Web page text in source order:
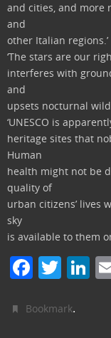
and cities, and more
and
other Italian regions.’
‘The stars are our
interferes with
and
upsets nocturnal
‘UNESCO is
heritage sites that
Human
health might not be
quality of
urban citizens’ lives
sky
is available to them
F
c
T
itt
Li
Bookmark.